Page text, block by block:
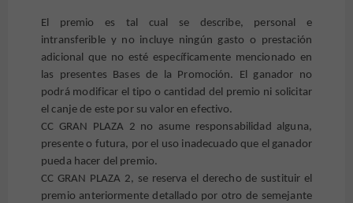
El premio es tal cual se describe, personal e
intransferible y no incluye ningún gasto o prestación
adicional que no esté específicamente mencionado en
las presentes Bases de la Promoción. El ganador no
podrá modificar el tipo o cantidad del premio ni solicitar
el canje de este por su valor en efectivo.
CC GRAN PLAZA 2 no asume responsabilidad alguna,
presente o futura, por el uso inadecuado que el ganador
pueda hacer del premio.
CC GRAN PLAZA 2, se reserva el derecho de sustituir el
premio anteriormente detallado por otro de semejante